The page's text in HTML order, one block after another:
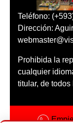
Teléfono:
Dirección:
Prohibida la
cualquier
titular, de